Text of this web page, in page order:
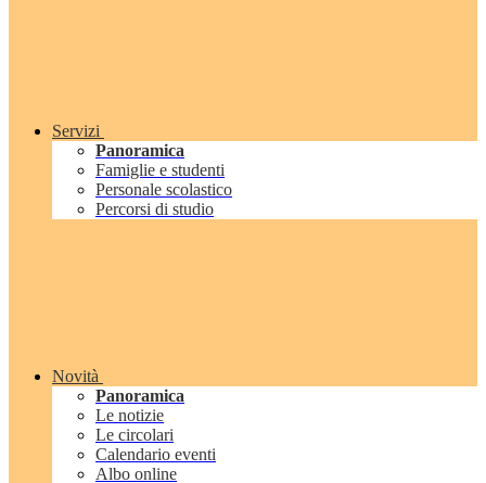
Servizi
Panoramica
Famiglie e studenti
Personale scolastico
Percorsi di studio
Novità
Panoramica
Le notizie
Le circolari
Calendario eventi
Albo online